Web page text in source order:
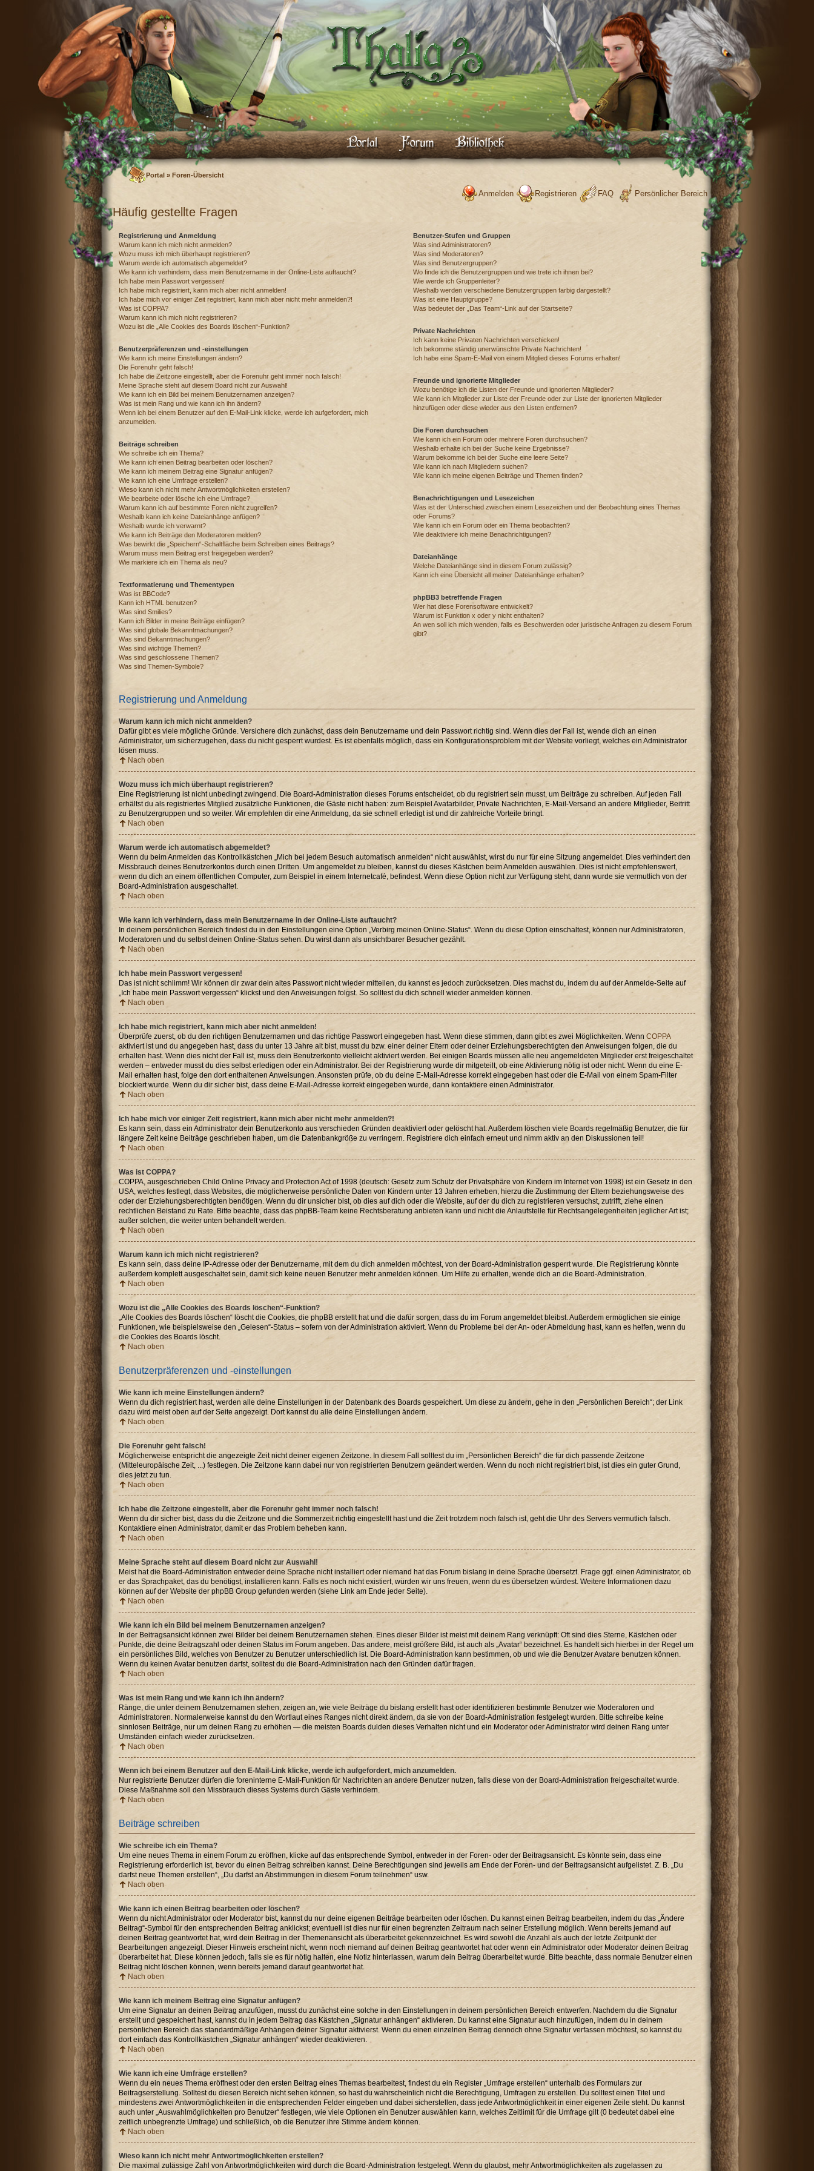
Portal » Foren-Übersicht
Persönlicher Bereich
FAQ
Registrieren
Anmelden
Häufig gestellte Fragen
Registrierung und Anmeldung
Warum kann ich mich nicht anmelden?
Wozu muss ich mich überhaupt registrieren?
Warum werde ich automatisch abgemeldet?
Wie kann ich verhindern, dass mein Benutzername in der Online-Liste auftaucht?
Ich habe mein Passwort vergessen!
Ich habe mich registriert, kann mich aber nicht anmelden!
Ich habe mich vor einiger Zeit registriert, kann mich aber nicht mehr anmelden?!
Was ist COPPA?
Warum kann ich mich nicht registrieren?
Wozu ist die „Alle Cookies des Boards löschen“-Funktion?
Benutzerpräferenzen und -einstellungen
Wie kann ich meine Einstellungen ändern?
Die Forenuhr geht falsch!
Ich habe die Zeitzone eingestellt, aber die Forenuhr geht immer noch falsch!
Meine Sprache steht auf diesem Board nicht zur Auswahl!
Wie kann ich ein Bild bei meinem Benutzernamen anzeigen?
Was ist mein Rang und wie kann ich ihn ändern?
Wenn ich bei einem Benutzer auf den E-Mail-Link klicke, werde ich aufgefordert, mich
anzumelden.
Beiträge schreiben
Wie schreibe ich ein Thema?
Wie kann ich einen Beitrag bearbeiten oder löschen?
Wie kann ich meinem Beitrag eine Signatur anfügen?
Wie kann ich eine Umfrage erstellen?
Wieso kann ich nicht mehr Antwortmöglichkeiten erstellen?
Wie bearbeite oder lösche ich eine Umfrage?
Warum kann ich auf bestimmte Foren nicht zugreifen?
Weshalb kann ich keine Dateianhänge anfügen?
Weshalb wurde ich verwarnt?
Wie kann ich Beiträge den Moderatoren melden?
Was bewirkt die „Speichern“-Schaltfläche beim Schreiben eines Beitrags?
Warum muss mein Beitrag erst freigegeben werden?
Wie markiere ich ein Thema als neu?
Textformatierung und Thementypen
Was ist BBCode?
Kann ich HTML benutzen?
Was sind Smilies?
Kann ich Bilder in meine Beiträge einfügen?
Was sind globale Bekanntmachungen?
Was sind Bekanntmachungen?
Was sind wichtige Themen?
Was sind geschlossene Themen?
Was sind Themen-Symbole?
Benutzer-Stufen und Gruppen
Was sind Administratoren?
Was sind Moderatoren?
Was sind Benutzergruppen?
Wo finde ich die Benutzergruppen und wie trete ich ihnen bei?
Wie werde ich Gruppenleiter?
Weshalb werden verschiedene Benutzergruppen farbig dargestellt?
Was ist eine Hauptgruppe?
Was bedeutet der „Das Team“-Link auf der Startseite?
Private Nachrichten
Ich kann keine Privaten Nachrichten verschicken!
Ich bekomme ständig unerwünschte Private Nachrichten!
Ich habe eine Spam-E-Mail von einem Mitglied dieses Forums erhalten!
Freunde und ignorierte Mitglieder
Wozu benötige ich die Listen der Freunde und ignorierten Mitglieder?
Wie kann ich Mitglieder zur Liste der Freunde oder zur Liste der ignorierten Mitglieder
hinzufügen oder diese wieder aus den Listen entfernen?
Die Foren durchsuchen
Wie kann ich ein Forum oder mehrere Foren durchsuchen?
Weshalb erhalte ich bei der Suche keine Ergebnisse?
Warum bekomme ich bei der Suche eine leere Seite?
Wie kann ich nach Mitgliedern suchen?
Wie kann ich meine eigenen Beiträge und Themen finden?
Benachrichtigungen und Lesezeichen
Was ist der Unterschied zwischen einem Lesezeichen und der Beobachtung eines Themas
oder Forums?
Wie kann ich ein Forum oder ein Thema beobachten?
Wie deaktiviere ich meine Benachrichtigungen?
Dateianhänge
Welche Dateianhänge sind in diesem Forum zulässig?
Kann ich eine Übersicht all meiner Dateianhänge erhalten?
phpBB3 betreffende Fragen
Wer hat diese Forensoftware entwickelt?
Warum ist Funktion x oder y nicht enthalten?
An wen soll ich mich wenden, falls es Beschwerden oder juristische Anfragen zu diesem Forum
gibt?
Registrierung und Anmeldung
Warum kann ich mich nicht anmelden?
Dafür gibt es viele mögliche Gründe. Versichere dich zunächst, dass dein Benutzername und dein Passwort richtig sind. Wenn dies der Fall ist, wende dich an einen
Administrator, um sicherzugehen, dass du nicht gesperrt wurdest. Es ist ebenfalls möglich, dass ein Konfigurationsproblem mit der Website vorliegt, welches ein Administrator
lösen muss.
Nach oben
Wozu muss ich mich überhaupt registrieren?
Eine Registrierung ist nicht unbedingt zwingend. Die Board-Administration dieses Forums entscheidet, ob du registriert sein musst, um Beiträge zu schreiben. Auf jeden Fall
erhältst du als registriertes Mitglied zusätzliche Funktionen, die Gäste nicht haben: zum Beispiel Avatarbilder, Private Nachrichten, E-Mail-Versand an andere Mitglieder, Beitritt
zu Benutzergruppen und so weiter. Wir empfehlen dir eine Anmeldung, da sie schnell erledigt ist und dir zahlreiche Vorteile bringt.
Nach oben
Warum werde ich automatisch abgemeldet?
Wenn du beim Anmelden das Kontrollkästchen „Mich bei jedem Besuch automatisch anmelden“ nicht auswählst, wirst du nur für eine Sitzung angemeldet. Dies verhindert den
Missbrauch deines Benutzerkontos durch einen Dritten. Um angemeldet zu bleiben, kannst du dieses Kästchen beim Anmelden auswählen. Dies ist nicht empfehlenswert,
wenn du dich an einem öffentlichen Computer, zum Beispiel in einem Internetcafé, befindest. Wenn diese Option nicht zur Verfügung steht, dann wurde sie vermutlich von der
Board-Administration ausgeschaltet.
Nach oben
Wie kann ich verhindern, dass mein Benutzername in der Online-Liste auftaucht?
In deinem persönlichen Bereich findest du in den Einstellungen eine Option „Verbirg meinen Online-Status“. Wenn du diese Option einschaltest, können nur Administratoren,
Moderatoren und du selbst deinen Online-Status sehen. Du wirst dann als unsichtbarer Besucher gezählt.
Nach oben
Ich habe mein Passwort vergessen!
Das ist nicht schlimm! Wir können dir zwar dein altes Passwort nicht wieder mitteilen, du kannst es jedoch zurücksetzen. Dies machst du, indem du auf der Anmelde-Seite auf
„Ich habe mein Passwort vergessen“ klickst und den Anweisungen folgst. So solltest du dich schnell wieder anmelden können.
Nach oben
Ich habe mich registriert, kann mich aber nicht anmelden!
Überprüfe zuerst, ob du den richtigen Benutzernamen und das richtige Passwort eingegeben hast. Wenn diese stimmen, dann gibt es zwei Möglichkeiten. WennCOPPA
aktiviert ist und du angegeben hast, dass du unter 13 Jahre alt bist, musst du bzw. einer deiner Eltern oder deiner Erziehungsberechtigten den Anweisungen folgen, die du
erhalten hast. Wenn dies nicht der Fall ist, muss dein Benutzerkonto vielleicht aktiviert werden. Bei einigen Boards müssen alle neu angemeldeten Mitglieder erst freigeschaltet
werden – entweder musst du dies selbst erledigen oder ein Administrator. Bei der Registrierung wurde dir mitgeteilt, ob eine Aktivierung nötig ist oder nicht. Wenn du eine E-
Mail erhalten hast, folge den dort enthaltenen Anweisungen. Ansonsten prüfe, ob du deine E-Mail-Adresse korrekt eingegeben hast oder die E-Mail von einem Spam-Filter
blockiert wurde. Wenn du dir sicher bist, dass deine E-Mail-Adresse korrekt eingegeben wurde, dann kontaktiere einen Administrator.
Nach oben
Ich habe mich vor einiger Zeit registriert, kann mich aber nicht mehr anmelden?!
Es kann sein, dass ein Administrator dein Benutzerkonto aus verschieden Gründen deaktiviert oder gelöscht hat. Außerdem löschen viele Boards regelmäßig Benutzer, die für
längere Zeit keine Beiträge geschrieben haben, um die Datenbankgröße zu verringern. Registriere dich einfach erneut und nimm aktiv an den Diskussionen teil!
Nach oben
Was ist COPPA?
COPPA, ausgeschrieben Child Online Privacy and Protection Act of 1998 (deutsch: Gesetz zum Schutz der Privatsphäre von Kindern im Internet von 1998) ist ein Gesetz in den
USA, welches festlegt, dass Websites, die möglicherweise persönliche Daten von Kindern unter 13 Jahren erheben, hierzu die Zustimmung der Eltern beziehungsweise des
oder der Erziehungsberechtigten benötigen. Wenn du dir unsicher bist, ob dies auf dich oder die Website, auf der du dich zu registrieren versuchst, zutrifft, ziehe einen
rechtlichen Beistand zu Rate. Bitte beachte, dass das phpBB-Team keine Rechtsberatung anbieten kann und nicht die Anlaufstelle für Rechtsangelegenheiten jeglicher Art ist;
außer solchen, die weiter unten behandelt werden.
Nach oben
Warum kann ich mich nicht registrieren?
Es kann sein, dass deine IP-Adresse oder der Benutzername, mit dem du dich anmelden möchtest, von der Board-Administration gesperrt wurde. Die Registrierung könnte
außerdem komplett ausgeschaltet sein, damit sich keine neuen Benutzer mehr anmelden können. Um Hilfe zu erhalten, wende dich an die Board-Administration.
Nach oben
Wozu ist die „Alle Cookies des Boards löschen“-Funktion?
„Alle Cookies des Boards löschen“ löscht die Cookies, die phpBB erstellt hat und die dafür sorgen, dass du im Forum angemeldet bleibst. Außerdem ermöglichen sie einige
Funktionen, wie beispielsweise den „Gelesen“-Status – sofern von der Administration aktiviert. Wenn du Probleme bei der An- oder Abmeldung hast, kann es helfen, wenn du
die Cookies des Boards löscht.
Nach oben
Benutzerpräferenzen und -einstellungen
Wie kann ich meine Einstellungen ändern?
Wenn du dich registriert hast, werden alle deine Einstellungen in der Datenbank des Boards gespeichert. Um diese zu ändern, gehe in den „Persönlichen Bereich“; der Link
dazu wird meist oben auf der Seite angezeigt. Dort kannst du alle deine Einstellungen ändern.
Nach oben
Die Forenuhr geht falsch!
Möglicherweise entspricht die angezeigte Zeit nicht deiner eigenen Zeitzone. In diesem Fall solltest du im „Persönlichen Bereich“ die für dich passende Zeitzone
(Mitteleuropäische Zeit, ...) festlegen. Die Zeitzone kann dabei nur von registrierten Benutzern geändert werden. Wenn du noch nicht registriert bist, ist dies ein guter Grund,
dies jetzt zu tun.
Nach oben
Ich habe die Zeitzone eingestellt, aber die Forenuhr geht immer noch falsch!
Wenn du dir sicher bist, dass du die Zeitzone und die Sommerzeit richtig eingestellt hast und die Zeit trotzdem noch falsch ist, geht die Uhr des Servers vermutlich falsch.
Kontaktiere einen Administrator, damit er das Problem beheben kann.
Nach oben
Meine Sprache steht auf diesem Board nicht zur Auswahl!
Meist hat die Board-Administration entweder deine Sprache nicht installiert oder niemand hat das Forum bislang in deine Sprache übersetzt. Frage ggf. einen Administrator, ob
er das Sprachpaket, das du benötigst, installieren kann. Falls es noch nicht existiert, würden wir uns freuen, wenn du es übersetzen würdest. Weitere Informationen dazu
können auf der Website der phpBB Group gefunden werden (siehe Link am Ende jeder Seite).
Nach oben
Wie kann ich ein Bild bei meinem Benutzernamen anzeigen?
In der Beitragsansicht können zwei Bilder bei deinem Benutzernamen stehen. Eines dieser Bilder ist meist mit deinem Rang verknüpft: Oft sind dies Sterne, Kästchen oder
Punkte, die deine Beitragszahl oder deinen Status im Forum angeben. Das andere, meist größere Bild, ist auch als „Avatar“ bezeichnet. Es handelt sich hierbei in der Regel um
ein persönliches Bild, welches von Benutzer zu Benutzer unterschiedlich ist. Die Board-Administration kann bestimmen, ob und wie die Benutzer Avatare benutzen können.
Wenn du keinen Avatar benutzen darfst, solltest du die Board-Administration nach den Gründen dafür fragen.
Nach oben
Was ist mein Rang und wie kann ich ihn ändern?
Ränge, die unter deinem Benutzernamen stehen, zeigen an, wie viele Beiträge du bislang erstellt hast oder identifizieren bestimmte Benutzer wie Moderatoren und
Administratoren. Normalerweise kannst du den Wortlaut eines Ranges nicht direkt ändern, da sie von der Board-Administration festgelegt wurden. Bitte schreibe keine
sinnlosen Beiträge, nur um deinen Rang zu erhöhen — die meisten Boards dulden dieses Verhalten nicht und ein Moderator oder Administrator wird deinen Rang unter
Umständen einfach wieder zurücksetzen.
Nach oben
Wenn ich bei einem Benutzer auf den E-Mail-Link klicke, werde ich aufgefordert, mich anzumelden.
Nur registrierte Benutzer dürfen die foreninterne E-Mail-Funktion für Nachrichten an andere Benutzer nutzen, falls diese von der Board-Administration freigeschaltet wurde.
Diese Maßnahme soll den Missbrauch dieses Systems durch Gäste verhindern.
Nach oben
Beiträge schreiben
Wie schreibe ich ein Thema?
Um eine neues Thema in einem Forum zu eröffnen, klicke auf das entsprechende Symbol, entweder in der Foren- oder der Beitragsansicht. Es könnte sein, dass eine
Registrierung erforderlich ist, bevor du einen Beitrag schreiben kannst. Deine Berechtigungen sind jeweils am Ende der Foren- und der Beitragsansicht aufgelistet. Z. B. „Du
darfst neue Themen erstellen“, „Du darfst an Abstimmungen in diesem Forum teilnehmen“ usw.
Nach oben
Wie kann ich einen Beitrag bearbeiten oder löschen?
Wenn du nicht Administrator oder Moderator bist, kannst du nur deine eigenen Beiträge bearbeiten oder löschen. Du kannst einen Beitrag bearbeiten, indem du das „Ändere
Beitrag“-Symbol für den entsprechenden Beitrag anklickst; eventuell ist dies nur für einen begrenzten Zeitraum nach seiner Erstellung möglich. Wenn bereits jemand auf
deinen Beitrag geantwortet hat, wird dein Beitrag in der Themenansicht als überarbeitet gekennzeichnet. Es wird sowohl die Anzahl als auch der letzte Zeitpunkt der
Bearbeitungen angezeigt. Dieser Hinweis erscheint nicht, wenn noch niemand auf deinen Beitrag geantwortet hat oder wenn ein Administrator oder Moderator deinen Beitrag
überarbeitet hat. Diese können jedoch, falls sie es für nötig halten, eine Notiz hinterlassen, warum dein Beitrag überarbeitet wurde. Bitte beachte, dass normale Benutzer einen
Beitrag nicht löschen können, wenn bereits jemand darauf geantwortet hat.
Nach oben
Wie kann ich meinem Beitrag eine Signatur anfügen?
Um eine Signatur an deinen Beitrag anzufügen, musst du zunächst eine solche in den Einstellungen in deinem persönlichen Bereich entwerfen. Nachdem du die Signatur
erstellt und gespeichert hast, kannst du in jedem Beitrag das Kästchen „Signatur anhängen“ aktivieren. Du kannst eine Signatur auch hinzufügen, indem du in deinem
persönlichen Bereich das standardmäßige Anhängen deiner Signatur aktivierst. Wenn du einen einzelnen Beitrag dennoch ohne Signatur verfassen möchtest, so kannst du
dort einfach das Kontrollkästchen „Signatur anhängen“ wieder deaktivieren.
Nach oben
Wie kann ich eine Umfrage erstellen?
Wenn du ein neues Thema eröffnest oder den ersten Beitrag eines Themas bearbeitest, findest du ein Register „Umfrage erstellen“ unterhalb des Formulars zur
Beitragserstellung. Solltest du diesen Bereich nicht sehen können, so hast du wahrscheinlich nicht die Berechtigung, Umfragen zu erstellen. Du solltest einen Titel und
mindestens zwei Antwortmöglichkeiten in die entsprechenden Felder eingeben und dabei sicherstellen, dass jede Antwortmöglichkeit in einer eigenen Zeile steht. Du kannst
auch unter „Auswahlmöglichkeiten pro Benutzer“ festlegen, wie viele Optionen ein Benutzer auswählen kann, welches Zeitlimit für die Umfrage gilt (0 bedeutet dabei eine
zeitlich unbegrenzte Umfrage) und schließlich, ob die Benutzer ihre Stimme ändern können.
Nach oben
Wieso kann ich nicht mehr Antwortmöglichkeiten erstellen?
Die maximal zulässige Zahl von Antwortmöglichkeiten wird durch die Board-Administration festgelegt. Wenn du glaubst, mehr Antwortmöglichkeiten als zugelassen zu